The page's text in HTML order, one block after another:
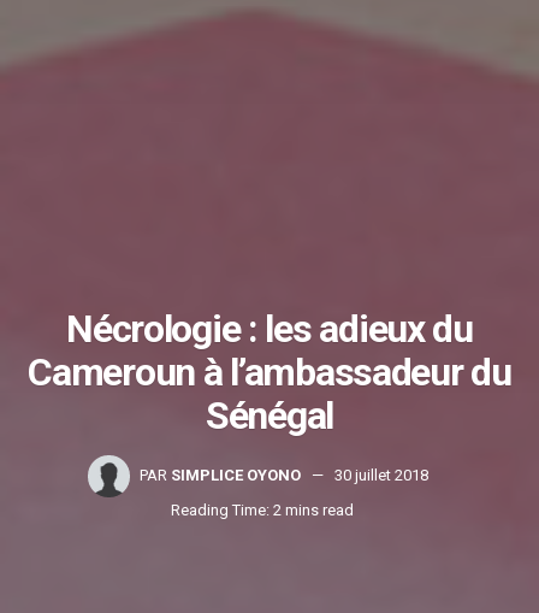
Nécrologie : les adieux du
Cameroun à l’ambassadeur du
Sénégal
PAR SIMPLICE OYONO
30 juillet 2018
Reading Time: 2 mins read